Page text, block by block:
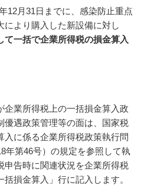
12月31日までに、感染防止重点
により購入した新設備に対し
て一括で企業所得税の損金算入
企業所得税上の一括損金算入政
優遇政策管理等の面は、国家税
入に係る企業所得税政策執行問
年第46号）の規定を参照して執
申告時に関連状況を企業所得税
損金算入」行に記入します。